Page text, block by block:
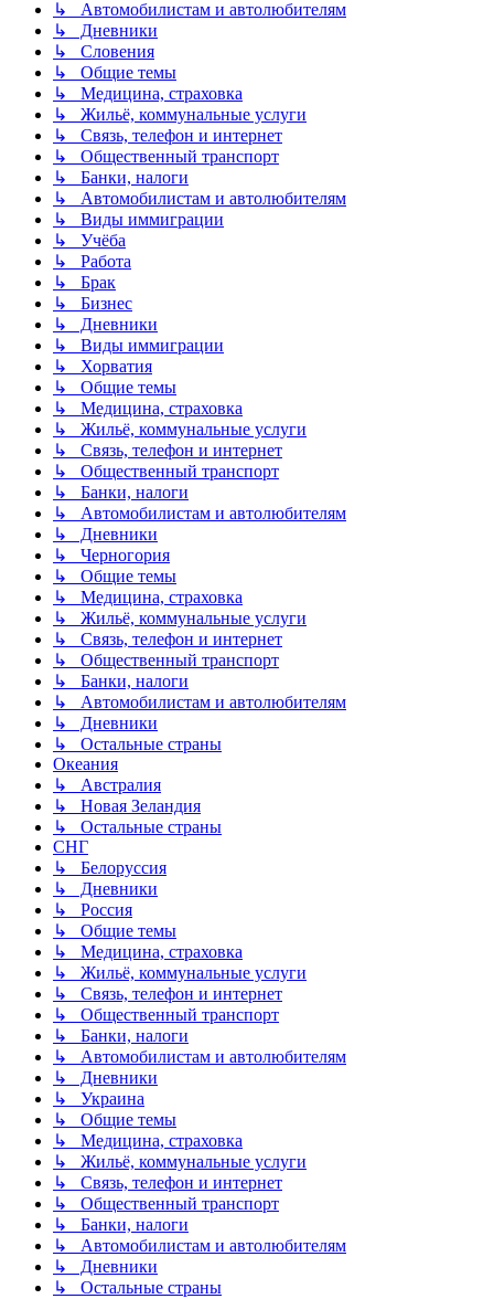
↳ Автомобилистам и автолюбителям
↳ Дневники
↳ Словения
↳ Общие темы
↳ Медицина, страховка
↳ Жильё, коммунальные услуги
↳ Связь, телефон и интернет
↳ Общественный транспорт
↳ Банки, налоги
↳ Автомобилистам и автолюбителям
↳ Виды иммиграции
↳ Учёба
↳ Работа
↳ Брак
↳ Бизнес
↳ Дневники
↳ Виды иммиграции
↳ Хорватия
↳ Общие темы
↳ Медицина, страховка
↳ Жильё, коммунальные услуги
↳ Связь, телефон и интернет
↳ Общественный транспорт
↳ Банки, налоги
↳ Автомобилистам и автолюбителям
↳ Дневники
↳ Черногория
↳ Общие темы
↳ Медицина, страховка
↳ Жильё, коммунальные услуги
↳ Связь, телефон и интернет
↳ Общественный транспорт
↳ Банки, налоги
↳ Автомобилистам и автолюбителям
↳ Дневники
↳ Остальные страны
Океания
↳ Австралия
↳ Новая Зеландия
↳ Остальные страны
СНГ
↳ Белоруссия
↳ Дневники
↳ Россия
↳ Общие темы
↳ Медицина, страховка
↳ Жильё, коммунальные услуги
↳ Связь, телефон и интернет
↳ Общественный транспорт
↳ Банки, налоги
↳ Автомобилистам и автолюбителям
↳ Дневники
↳ Украина
↳ Общие темы
↳ Медицина, страховка
↳ Жильё, коммунальные услуги
↳ Связь, телефон и интернет
↳ Общественный транспорт
↳ Банки, налоги
↳ Автомобилистам и автолюбителям
↳ Дневники
↳ Остальные страны